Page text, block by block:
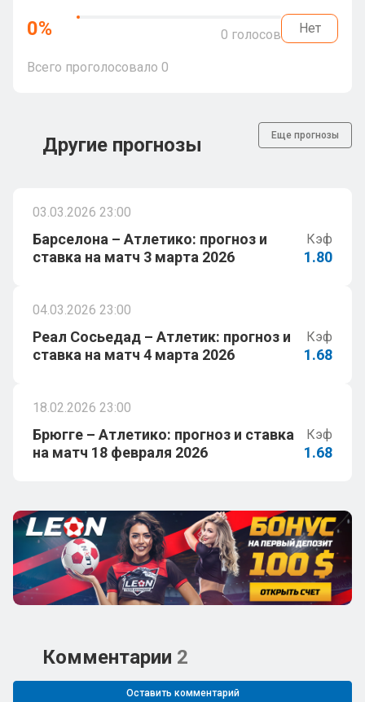
0% 0 голосов Нет
Всего проголосовало 0
Другие прогнозы Еще прогнозы
03.03.2026 23:00
Барселона – Атлетико: прогноз и
ставка на матч 3 марта 2026
Кэф
1.80
04.03.2026 23:00
Реал Сосьедад – Атлетик: прогноз и
ставка на матч 4 марта 2026
Кэф
1.68
18.02.2026 23:00
Брюгге – Атлетико: прогноз и ставка
на матч 18 февраля 2026
Кэф
1.68
Комментарии 2
Оставить комментарий